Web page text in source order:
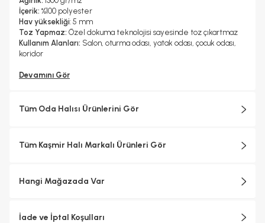
İçerik: %100 polyester
Hav yüksekliği: 5 mm
Toz Yapmaz: Özel dokuma teknolojisi sayesinde toz çıkartmaz
Kullanım Alanları: Salon, oturma odası, yatak odası, çocuk odası,
koridor
Devamını Gör
Tüm Oda Halısı Ürünlerini Gör
Tüm Kaşmir Halı Markalı Ürünleri Gör
Hangi Mağazada Var
İade ve İptal Koşulları